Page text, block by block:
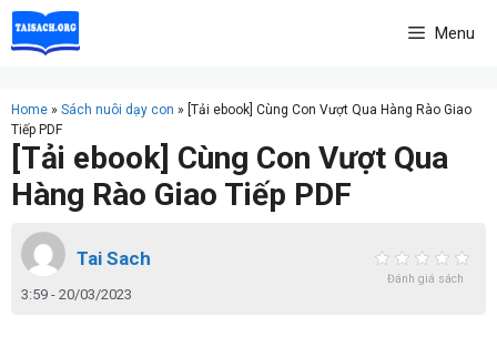
Skip
to
Menu
Home » Sách nuôi dạy con » [Tải ebook] Cùng Con Vượt Qua Hàng Rào Giao
Tiếp PDF
[Tải ebook] Cùng Con Vượt Qua
Hàng Rào Giao Tiếp PDF
Tai Sach
3:59 - 20/03/2023
Đánh giá sách